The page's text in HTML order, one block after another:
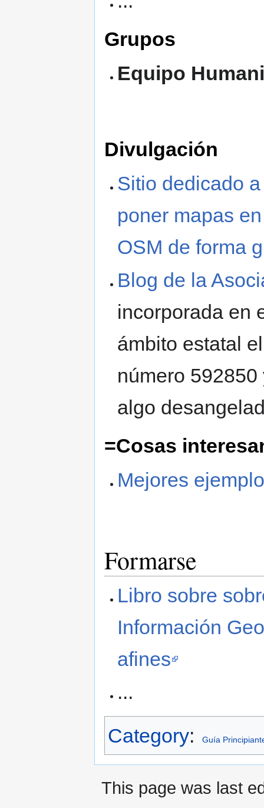
Grupos
Equipo
Divulgación
Sitio dedicado
poner mapas
OSM de forma
Blog de la
incorporada en
ámbito estatal
número
algo
=Cosas
Mejores
Formarse
Libro sobre
Información
afines
...
Category: Guía
This page was last